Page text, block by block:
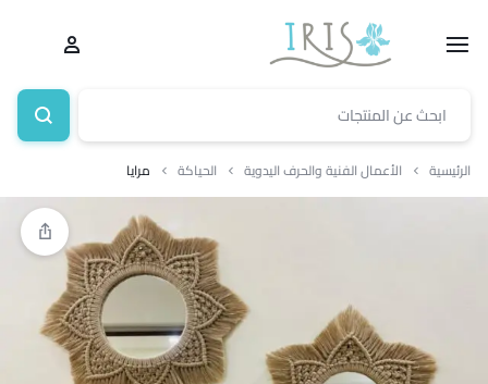
الرئيسية الأعمال الفنية والحرف اليدوية الحياكة مرايا